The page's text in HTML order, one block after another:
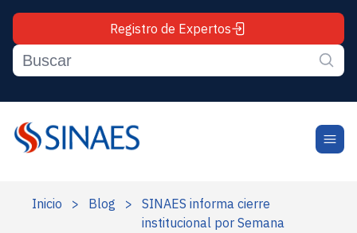
Registro de Expertos
Inicio > Blog >
SINAES informa cierre
institucional por Semana